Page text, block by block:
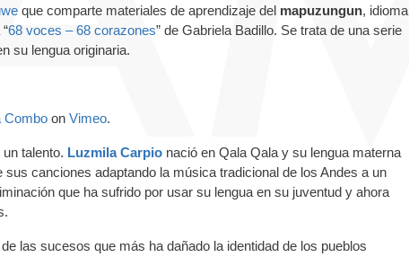
que comparte materiales de aprendizaje del mapuzungun, idioma
68 voces – 68 corazones” de Gabriela Badillo. Se trata de una serie
su lengua originaria.
Combo on Vimeo.
talento. Luzmila Carpio nació en Qala Qala y su lengua materna
canciones adaptando la música tradicional de los Andes a un
que ha sufrido por usar su lengua en su juventud y ahora
las sucesos que más ha dañado la identidad de los pueblos